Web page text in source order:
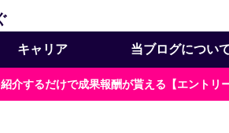
キャリア 当ブログについ
介するだけで成果報酬が貰える【エント